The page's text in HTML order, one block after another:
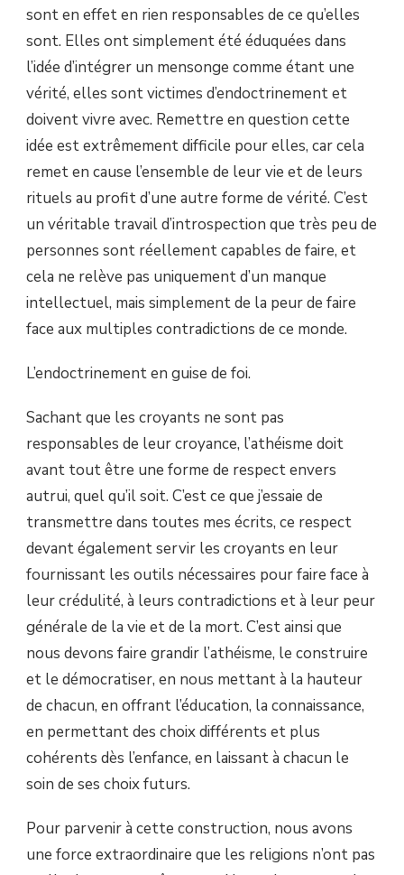
sont en effet en rien responsables de ce qu’elles
sont. Elles ont simplement été éduquées dans
l’idée d’intégrer un mensonge comme étant une
vérité, elles sont victimes d’endoctrinement et
doivent vivre avec. Remettre en question cette
idée est extrêmement difficile pour elles, car cela
remet en cause l’ensemble de leur vie et de leurs
rituels au profit d’une autre forme de vérité. C’est
un véritable travail d’introspection que très peu de
personnes sont réellement capables de faire, et
cela ne relève pas uniquement d’un manque
intellectuel, mais simplement de la peur de faire
face aux multiples contradictions de ce monde.
L’endoctrinement en guise de foi.
Sachant que les croyants ne sont pas
responsables de leur croyance, l’athéisme doit
avant tout être une forme de respect envers
autrui, quel qu’il soit. C’est ce que j’essaie de
transmettre dans toutes mes écrits, ce respect
devant également servir les croyants en leur
fournissant les outils nécessaires pour faire face à
leur crédulité, à leurs contradictions et à leur peur
générale de la vie et de la mort. C’est ainsi que
nous devons faire grandir l’athéisme, le construire
et le démocratiser, en nous mettant à la hauteur
de chacun, en offrant l’éducation, la connaissance,
en permettant des choix différents et plus
cohérents dès l’enfance, en laissant à chacun le
soin de ses choix futurs.
Pour parvenir à cette construction, nous avons
une force extraordinaire que les religions n’ont pas